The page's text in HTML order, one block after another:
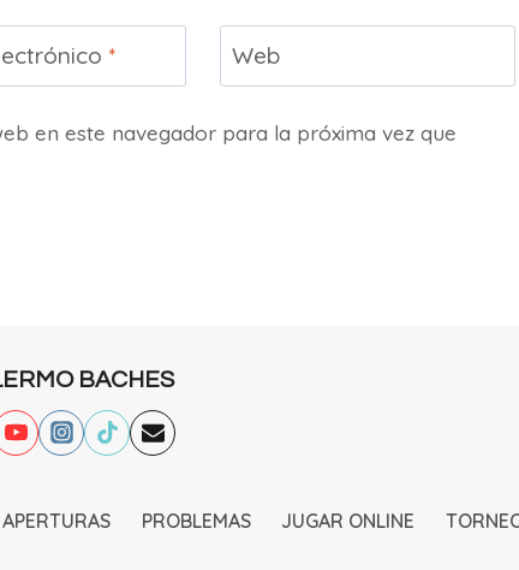
* Web
en este navegador para la próxima vez que
BACHES
APERTURAS PROBLEMAS JUGAR ONLINE